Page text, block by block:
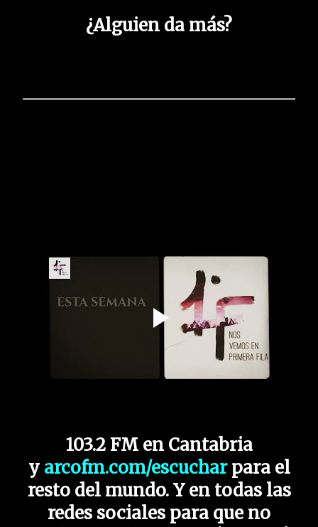
¿Alguien da más?
103.2 FM en Cantabria
y arcofm.com/escuchar para el
resto del mundo. Y en todas las
redes sociales para que no